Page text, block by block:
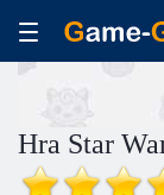
Hra Star